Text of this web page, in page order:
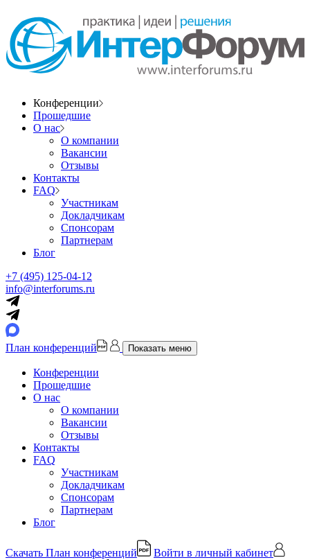
Конференции
Прошедшие
О нас
О компании
Вакансии
Отзывы
Контакты
FAQ
Участникам
Докладчикам
Спонсорам
Партнерам
Блог
+7 (495) 125-04-12
info@interforums.ru
План конференций Показать меню
Конференции
Прошедшие
О нас
О компании
Вакансии
Отзывы
Контакты
FAQ
Участникам
Докладчикам
Спонсорам
Партнерам
Блог
Скачать План конференций
Войти в личный кабинет